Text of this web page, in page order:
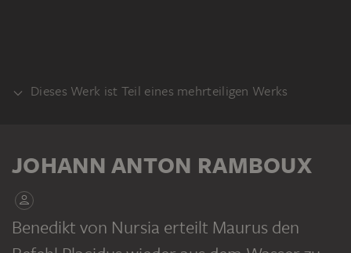
Dieses Werk ist Teil eines mehrteiligen Werks
JOHANN ANTON RAMBOUX
Benedikt von Nursia erteilt Maurus den